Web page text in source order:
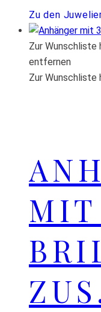
Zu den
Zur Wunschliste
entfernen
Zur Wunschliste
MIT